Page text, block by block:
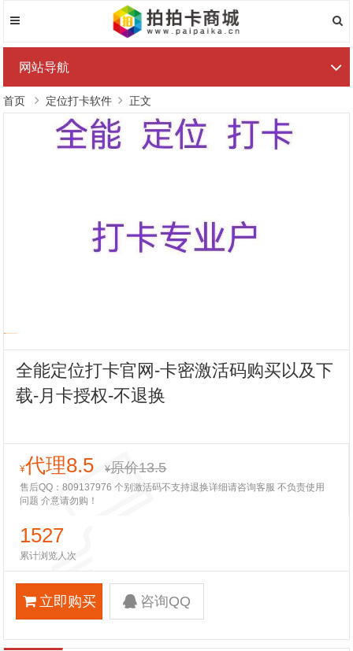
网站导航
首页 定位打卡软件 正文
全能定位打卡官网-卡密激活码购买以及下
载-月卡授权-不退换
¥代理8.5 ¥原价13.5
售后QQ：809137976 个别激活码不支持退换详细请咨询客服 不负责使用
问题 介意请勿购！
1527
累计浏览人次
立即购买 咨询QQ